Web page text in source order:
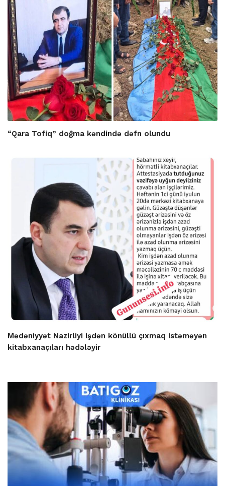
“Qara Tofiq” doğma kəndində dəfn olundu
Mədəniyyət Nazirliyi işdən könüllü çıxmaq istəməyən
kitabxanaçıları hədələyir